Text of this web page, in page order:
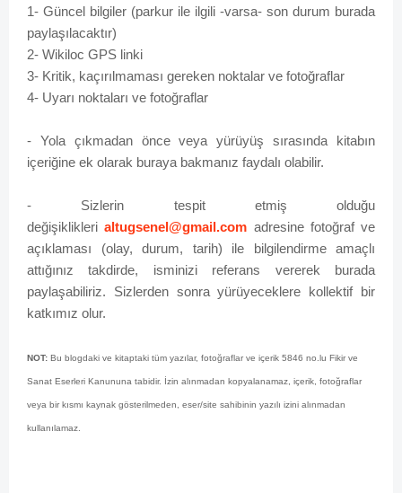
1- Güncel bilgiler (parkur ile ilgili -varsa- son durum burada
paylaşılacaktır)
2- Wikiloc GPS linki
3- Kritik, kaçırılmaması gereken noktalar ve fotoğraflar
4- Uyarı noktaları ve fotoğraflar
- Yola çıkmadan önce veya yürüyüş sırasında kitabın
içeriğine ek olarak buraya bakmanız faydalı olabilir.
- Sizlerin tespit etmiş olduğu
değişikliklerialtugsenel@gmail.com adresine fotoğraf ve
açıklaması (olay, durum, tarih) ile bilgilendirme amaçlı
attığınız takdirde, isminizi referans vererek burada
paylaşabiliriz. Sizlerden sonra yürüyeceklere kollektif bir
katkımız olur.
NOT: Bu blogdaki ve kitaptaki tüm yazılar, fotoğraflar ve içerik 5846 no.lu Fikir ve
Sanat Eserleri Kanununa tabidir. İzin alınmadan kopyalanamaz, içerik, fotoğraflar
veya bir kısmı kaynak gösterilmeden, eser/site sahibinin yazılı izini alınmadan
kullanılamaz.